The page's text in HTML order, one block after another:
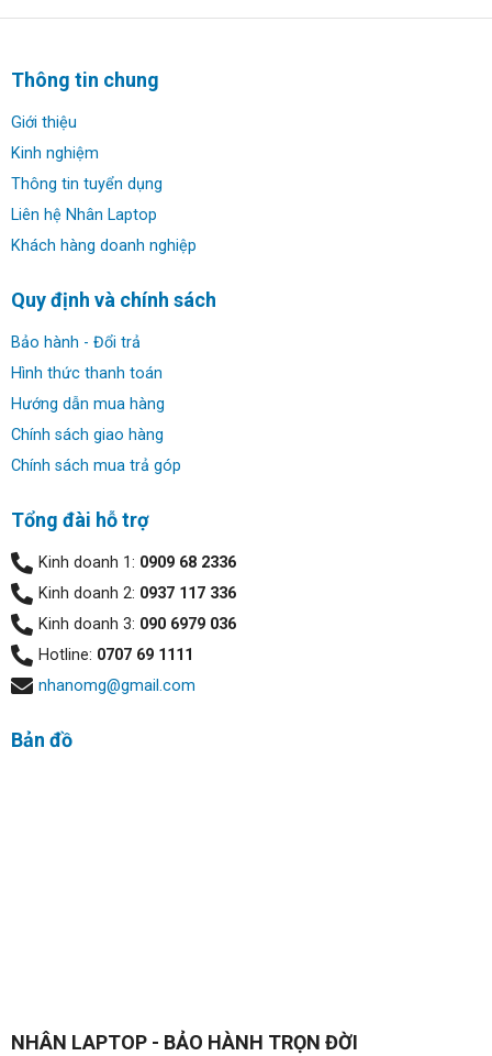
Thông tin chung
Giới thiệu
Kinh nghiệm
Thông tin tuyển dụng
Liên hệ Nhân Laptop
Khách hàng doanh nghiệp
Quy định và chính sách
Bảo hành - Đổi trả
Hình thức thanh toán
Hướng dẫn mua hàng
Chính sách giao hàng
Chính sách mua trả góp
Tổng đài hỗ trợ
Kinh doanh 1: 0909 68 2336
Kinh doanh 2: 0937 117 336
Kinh doanh 3: 090 6979 036
Hotline: 0707 69 1111
nhanomg@gmail.com
Bản đồ
NHÂN LAPTOP - BẢO HÀNH TRỌN ĐỜI